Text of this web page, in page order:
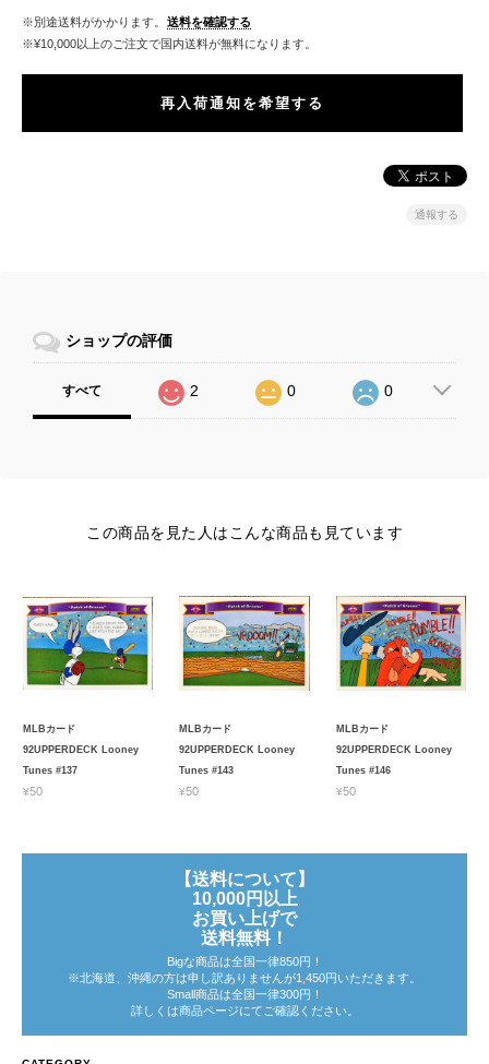
※別途送料がかかります。 送料を確認する
※¥10,000以上のご注文で国内送料が無料になります。
再入荷通知を希望する
通報する
ショップの評価
すべて 2 0 0
この商品を見た人はこんな商品も見ています
MLBカード
92UPPERDECK Looney
Tunes #137
¥50
MLBカード
92UPPERDECK Looney
Tunes #143
¥50
MLBカード
92UPPERDECK Looney
Tunes #146
¥50
【送料について】
10,000円以上
お買い上げで
送料無料！
Bigな商品は全国一律850円！
※北海道、沖縄の方は申し訳ありませんが1,450円いただきます。
Small商品は全国一律300円！
詳しくは商品ページにてご確認ください。